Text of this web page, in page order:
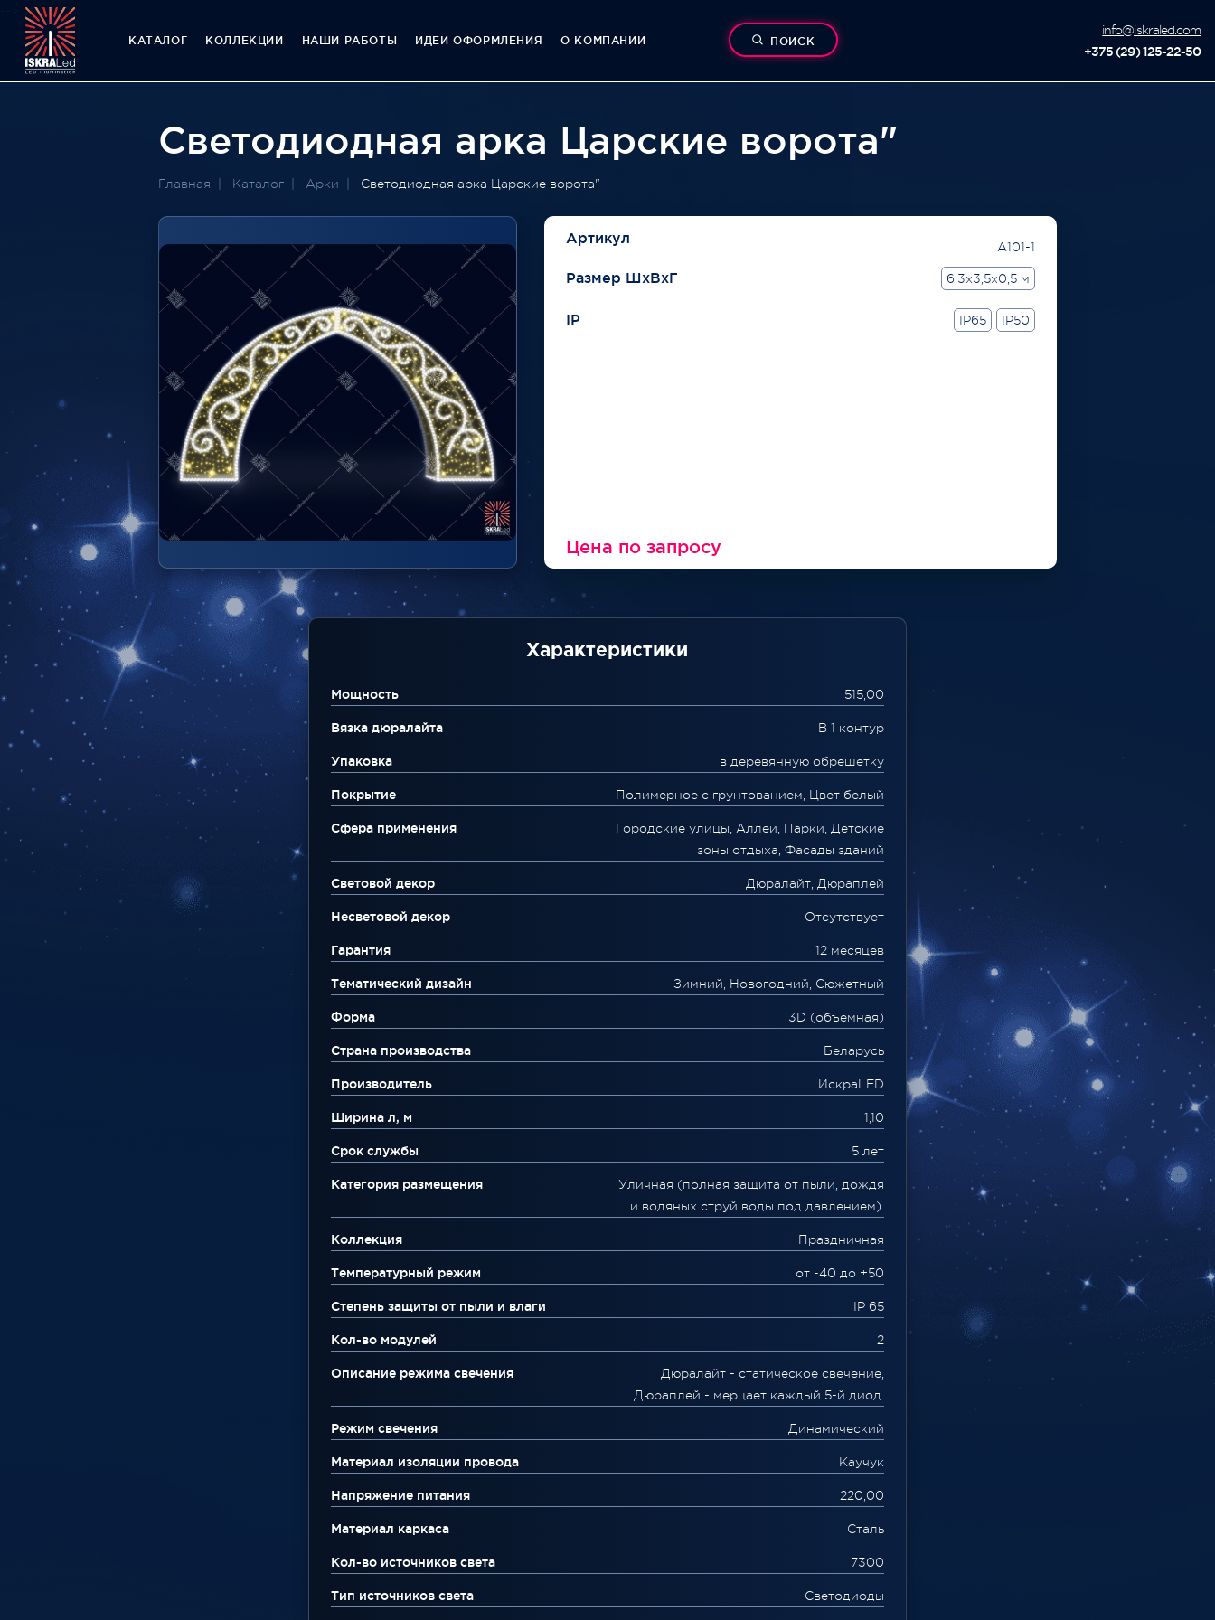
КАТАЛОГ КОЛЛЕКЦИИ НАШИ РАБОТЫ ИДЕИ ОФОРМЛЕНИЯ О КОМПАНИИ ПОИСК
info@iskraled.com
+375 (29) 125-22-50
Светодиодная арка Царские ворота"
Главная Каталог Арки Светодиодная арка Царские ворота"
Артикул
A101-1
Размер ШхВхГ 6,3x3,5x0,5 м
IP IP65 IP50
Цена по запросу
Характеристики
Мощность 515,00
Вязка дюралайта В 1 контур
Упаковка в деревянную обрешетку
Покрытие Полимерное с грунтованием, Цвет белый
Сфера применения
Городские улицы, Аллеи, Парки, Детские
зоны отдыха, Фасады зданий
Световой декор Дюралайт, Дюраплей
Несветовой декор Отсутствует
Гарантия 12 месяцев
Тематический дизайн Зимний, Новогодний, Сюжетный
Форма 3D (объемная)
Страна производства Беларусь
Производитель ИскраLED
Ширина л, м 1,10
Срок службы 5 лет
Категория размещения
Уличная (полная защита от пыли, дождя
и водяных струй воды под давлением).
Коллекция Праздничная
Температурный режим от -40 до +50
Степень защиты от пыли и влаги IP 65
Кол-во модулей 2
Описание режима свечения
Дюралайт - статическое свечение,
Дюраплей - мерцает каждый 5-й диод.
Режим свечения Динамический
Материал изоляции провода Каучук
Напряжение питания 220,00
Материал каркаса Сталь
Кол-во источников света 7300
Тип источников света Светодиоды